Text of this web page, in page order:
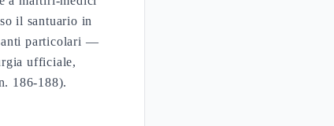
il santuario in
particolari —
ufficiale,
186-188).